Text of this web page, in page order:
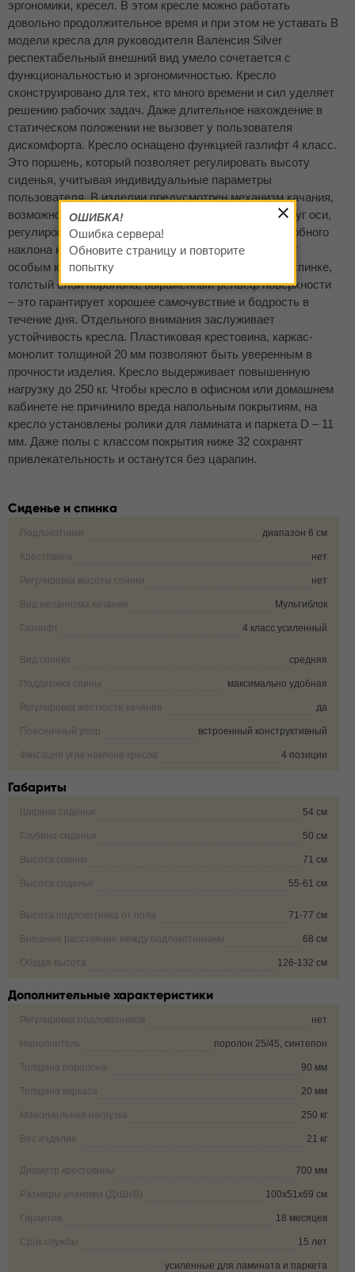
эргономики, кресел. В этом кресле можно работать
довольно продолжительное время и при этом не уставать В
модели кресла для руководителя Валенсия Silver
респектабельный внешний вид умело сочетается с
функциональностью и эргономичностью. Кресло
сконструировано для тех, кто много времени и сил уделяет
решению рабочих задач. Даже длительное нахождение в
статическом положении не вызовет у пользователя
дискомфорта. Кресло оснащено функцией газлифт 4 класс.
Это поршень, который позволяет регулировать высоту
сиденья, учитывая индивидуальные параметры
пользователя. В изделии предусмотрен механизм качания,
возможность перемещения в кресле, вращение вокруг оси,
регулировка жесткости и возможность фиксации удобного
наклона кресла. Посадочное место кресла обладает
особым комфортом. Мягкие накладки на сиденье и спинке,
толстый слой поролона, выраженный рельеф поверхности
– это гарантирует хорошее самочувствие и бодрость в
течение дня. Отдельного внимания заслуживает
устойчивость кресла. Пластиковая крестовина, каркас-
монолит толщиной 20 мм позволяют быть уверенным в
прочности изделия. Кресло выдерживает повышенную
нагрузку до 250 кг. Чтобы кресло в офисном или домашнем
кабинете не причинило вреда напольным покрытиям, на
кресло установлены ролики для ламината и паркета D – 11
мм. Даже полы с классом покрытия ниже 32 сохранят
привлекательность и останутся без царапин.
Сиденье и спинка
Подлокотники диапазон 6 см
Крестовина нет
Регулировка высоты спинки нет
Вид механизма качания Мультиблок
Газлифт 4 класс усиленный
Вид спинки средняя
Поддержка спины максимально удобная
Регулировка жесткости качания да
Поясничный упор встроенный конструктивный
Фиксация угла наклона кресла 4 позиции
Габариты
Ширина сиденья 54 см
Глубина сиденья 50 см
Высота спинки 71 см
Высота сиденья 55-61 см
Высота подлокотника от пола 71-77 см
Внешнее расстояние между подлокотниками 68 см
Общая высота 126-132 см
Дополнительные характеристики
Регулировка подлокотников нет
Наполнитель поролон 25/45, синтепон
Толщина поролона 90 мм
Толщина каркаса 20 мм
Максимальная нагрузка 250 кг
Вес изделия 21 кг
Диаметр крестовины 700 мм
Размеры упаковки (ДxШxВ) 100х51х69 см
Гарантия 18 месяцев
Срок службы 15 лет
. усиленные для ламината и паркета
ОШИБКА!
Ошибка сервера!
Обновите страницу и повторите
попытку